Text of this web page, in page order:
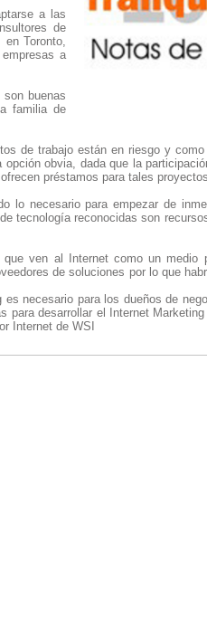
a las
de
Toronto,
a
buenas
familia de
de trabajo están en riesgo y
obvia, dada que la
préstamos para tales
lo necesario para empezar de
tecnología reconocidas son
ven al Internet como un medio
de soluciones por lo que
necesario para los dueños de
para desarrollar el Internet
Internet de WSI